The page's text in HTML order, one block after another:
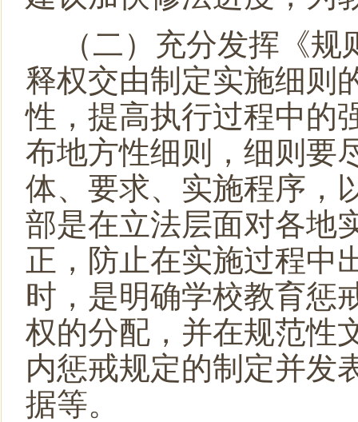
（二）充分发挥《
释权交由制定实施细则
性，提高执行过程中的
布地方性细则，细则要
体、要求、实施程序，
部是在立法层面对各地
正，防止在实施过程中
时， 是明确学校教育惩
权的分配，并在规范性
内惩戒规定的制定并发
据等。